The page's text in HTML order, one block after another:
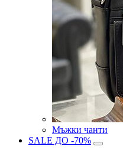
Мъжки чанти
SALE ДО -70%